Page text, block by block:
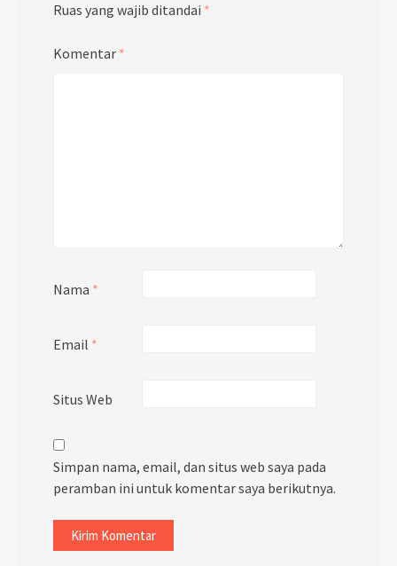
Ruas yang wajib ditandai *
Komentar *
Nama *
Email *
Situs Web
Simpan nama, email, dan situs web saya pada
peramban ini untuk komentar saya berikutnya.